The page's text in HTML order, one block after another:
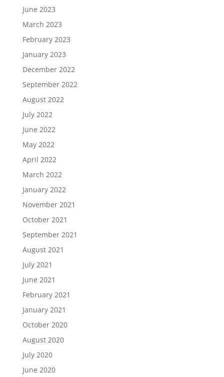
June 2023
March 2023
February 2023
January 2023
December 2022
September 2022
August 2022
July 2022
June 2022
May 2022
April 2022
March 2022
January 2022
November 2021
October 2021
September 2021
August 2021
July 2021
June 2021
February 2021
January 2021
October 2020
August 2020
July 2020
June 2020